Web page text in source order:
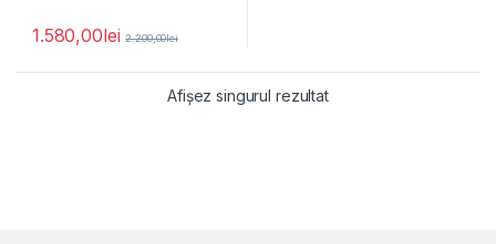
1.580,00lei 2.200,00lei
Afișez singurul rezultat